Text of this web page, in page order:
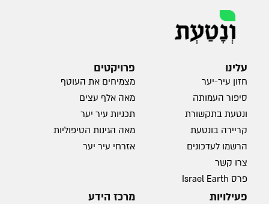
עלינו
חזון עיר-יער
סיפור העמותה
ונטעת בתקשורת
קריירה בונטעת
הרשמו לעדכונים
צרו קשר
פרס Israel Earth
פרויקטים
מצמיחים את העוטף
מאה אלף עצים
תכניות עיר יער
מאה הגינות הטיפוליות
אזרחי עיר יער
פעילויות מרכז הידע